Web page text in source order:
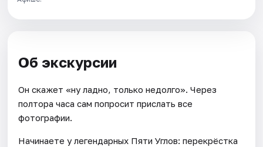
Об экскурсии
Он скажет «ну ладно, только недолго». Через
полтора часа сам попросит прислать все
фотографии.
Начинаете у легендарных Пяти Углов: перекрёстка